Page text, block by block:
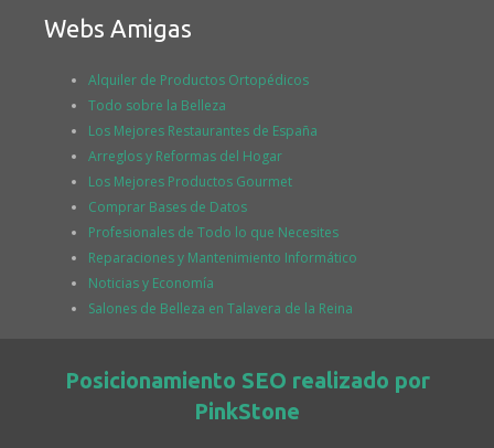
Webs Amigas
Alquiler de Productos Ortopédicos
Todo sobre la Belleza
Los Mejores Restaurantes de España
Arreglos y Reformas del Hogar
Los Mejores Productos Gourmet
Comprar Bases de Datos
Profesionales de Todo lo que Necesites
Reparaciones y Mantenimiento Informático
Noticias y Economía
Salones de Belleza en Talavera de la Reina
Posicionamiento SEO realizado por
PinkStone